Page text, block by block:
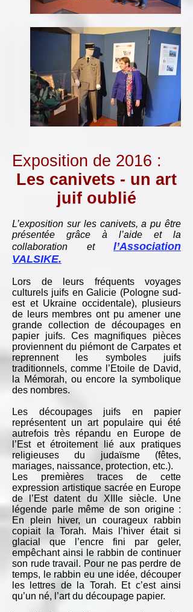
Exposition de 2016 :
Les canivets - un art
juif oublié
L’exposition sur les canivets, a pu être
présentée grâce à l’aide et la
collaboration et l’Association
VALSIKE.
Lors de leurs fréquents voyages
culturels juifs en Galicie (Pologne sud-
est et Ukraine occidentale), plusieurs
de leurs membres ont pu amener une
grande collection de découpages en
papier juifs. Ces magnifiques pièces
proviennent du piémont de Carpates et
reprennent les symboles juifs
traditionnels, comme l’Etoile de David,
la Mémorah, ou encore la symbolique
des nombres.
Les découpages juifs en papier
représentent un art populaire qui été
autrefois très répandu en Europe de
l’Est et étroitement lié aux pratiques
religieuses du judaïsme (fêtes,
mariages, naissance, protection, etc.).
Les premières traces de cette
expression artistique sacrée en Europe
de l’Est datent du XIIIe siècle. Une
légende parle même de son origine :
En plein hiver, un courageux rabbin
copiait la Torah. Mais l’hiver était si
glacial que l’encre fini par geler,
empêchant ainsi le rabbin de continuer
son rude travail. Pour ne pas perdre de
temps, le rabbin eu une idée, découper
les lettres de la Torah. Et c’est ainsi
qu’un né, l’art du découpage papier.